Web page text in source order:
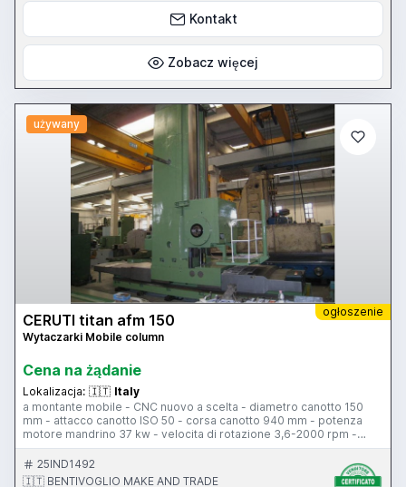
Kontakt
Zobacz więcej
używany
ogłoszenie
CERUTI titan afm 150
Wytaczarki Mobile column
Cena na żądanie
Lokalizacja: 🇮🇹 Italy
a montante mobile - CNC nuovo a scelta - diametro canotto 150
mm - attacco canotto ISO 50 - corsa canotto 940 mm - potenza
motore mandrino 37 kw - velocita di rotazione 3,6-2000 rpm -
corsa longitudinale 9000 mm - corsa verticale 3000 mm -
pulsantiera di comando - viti a ricircolo di sfere - peso 40 ton -
completamente revisionata
25IND1492
🇮🇹 BENTIVOGLIO MAKE AND TRADE